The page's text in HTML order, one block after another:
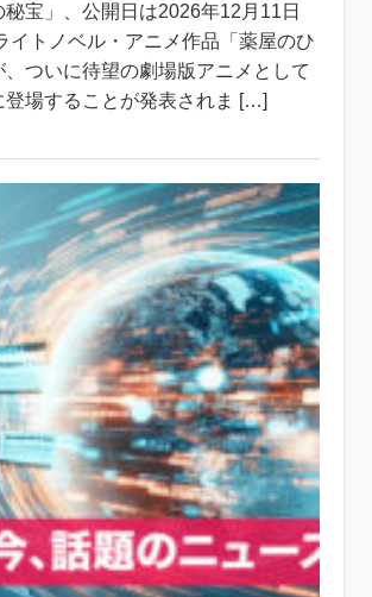
秘宝」、公開日は2026年12月11日
イトノベル・アニメ作品「薬屋のひ
、ついに待望の劇場版アニメとして
登場することが発表されま […]